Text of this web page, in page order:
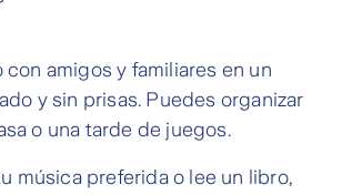
con amigos y familiares en un
y sin prisas. Puedes organizar
o una tarde de juegos.
música preferida o lee un libro,